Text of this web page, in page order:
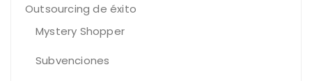
Outsourcing de éxito
Mystery Shopper
Subvenciones